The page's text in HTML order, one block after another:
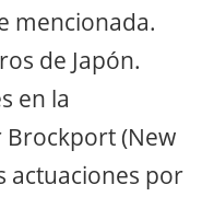
mencionada.
de Japón.
en la
Brockport (New
actuaciones por